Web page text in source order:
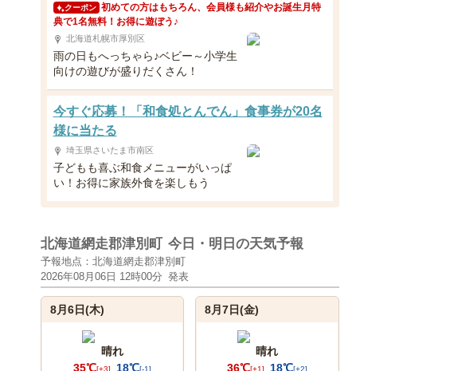
クーポン 初めての方はもちろん、会員様も紹介やお誕生月特
典で1名無料！お得に遊ぼう♪
北海道札幌市厚別区
雨の日もへっちゃら♪ベビー～小学生
向けの遊びが盛りだくさん！
今すぐ応募！「和食処とんでん」食事券が20名
様に当たる
埼玉県さいたま市南区
子どもも喜ぶ和食メニューがいっぱ
い！お得に家族外食を楽しもう
北海道網走郡津別町 今日・明日の天気予報
予報地点：北海道網走郡津別町
2026年08月06日 12時00分 発表
8月6日(木)
晴れ
35℃[+3] 18℃[-1]
8月7日(金)
晴れ
36℃[+1] 18℃[+2]